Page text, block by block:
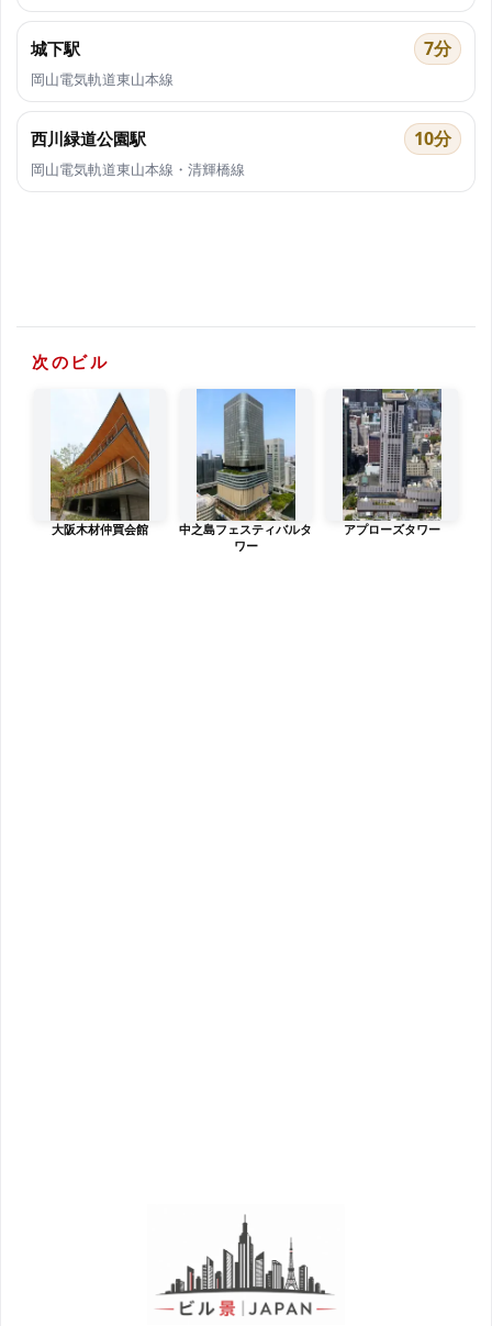
城下駅 7分
岡山電気軌道東山本線
西川緑道公園駅 10分
岡山電気軌道東山本線・清輝橋線
次のビル
大阪木材仲買会館
中之島フェスティバルタ
ワー
アプローズタワー